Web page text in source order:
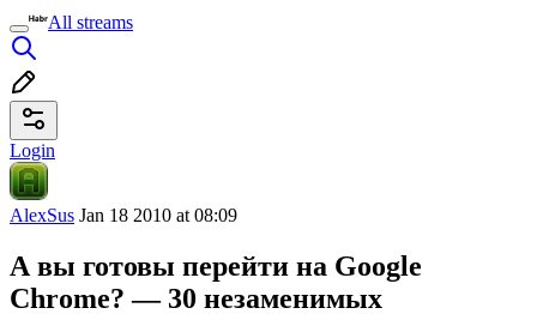
All streams
Login
AlexSus Jan 18 2010 at 08:09
А вы готовы перейти на Google
Chrome? — 30 незаменимых